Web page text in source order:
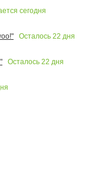
сегодня
Осталось 22 дня
Осталось 22 дня